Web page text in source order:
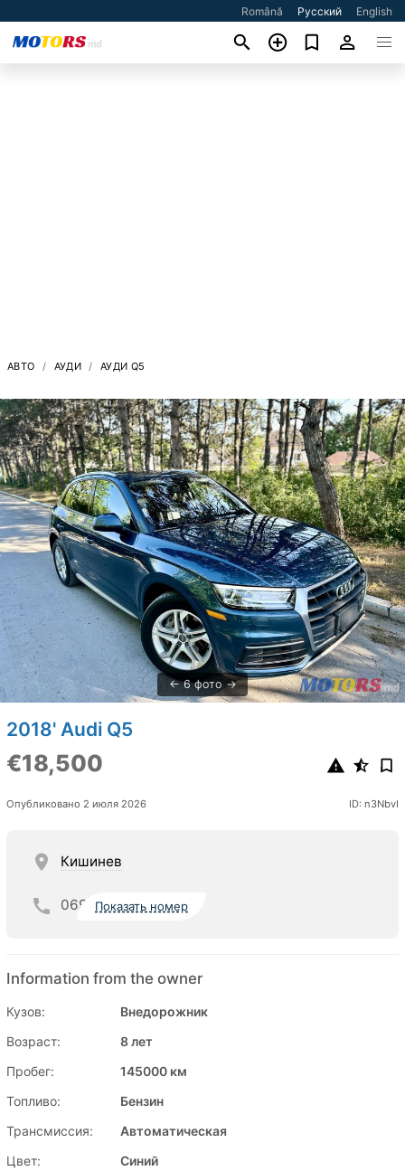
Română Русский English
АВТО АУДИ АУДИ Q5
6 фото
2018' Audi Q5
€18,500
Опубликовано 2 июля 2026 ID: n3NbvI
Кишинев
069 Показать номер
Information from the owner
Кузов:
Внедорожник
Возраст:
8 лет
Пробег:
145000 км
Топливо:
Бензин
Трансмиссия:
Автоматическая
Цвет:
Синий